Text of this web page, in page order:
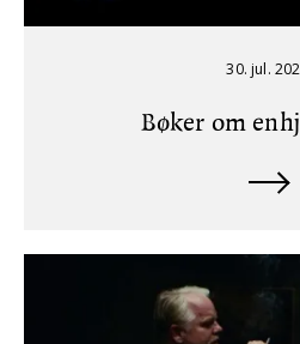
30. jul.
Bøker om